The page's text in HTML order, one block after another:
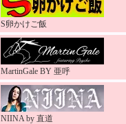
S卵かけご飯
MartinGale BY 亜呼
NIINA by 直道